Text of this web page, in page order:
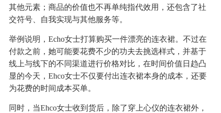
其他元素；商品的价值也不再单纯指代效用，还包含了社
交符号、自我实现与其他服务等。
举例说明，Echo女士打算购买一件漂亮的连衣裙。不过在
付款之前，她可能要花费不少的功夫去挑选样式，并基于
线上与线下的不同渠道进行价格对比，在时间价值日趋凸
显的今天，Ehco女士不仅要付出连衣裙本身的成本，还要
为花费的时间成本买单。
同时，当Ehco女士收到货后，除了穿上心仪的连衣裙外，